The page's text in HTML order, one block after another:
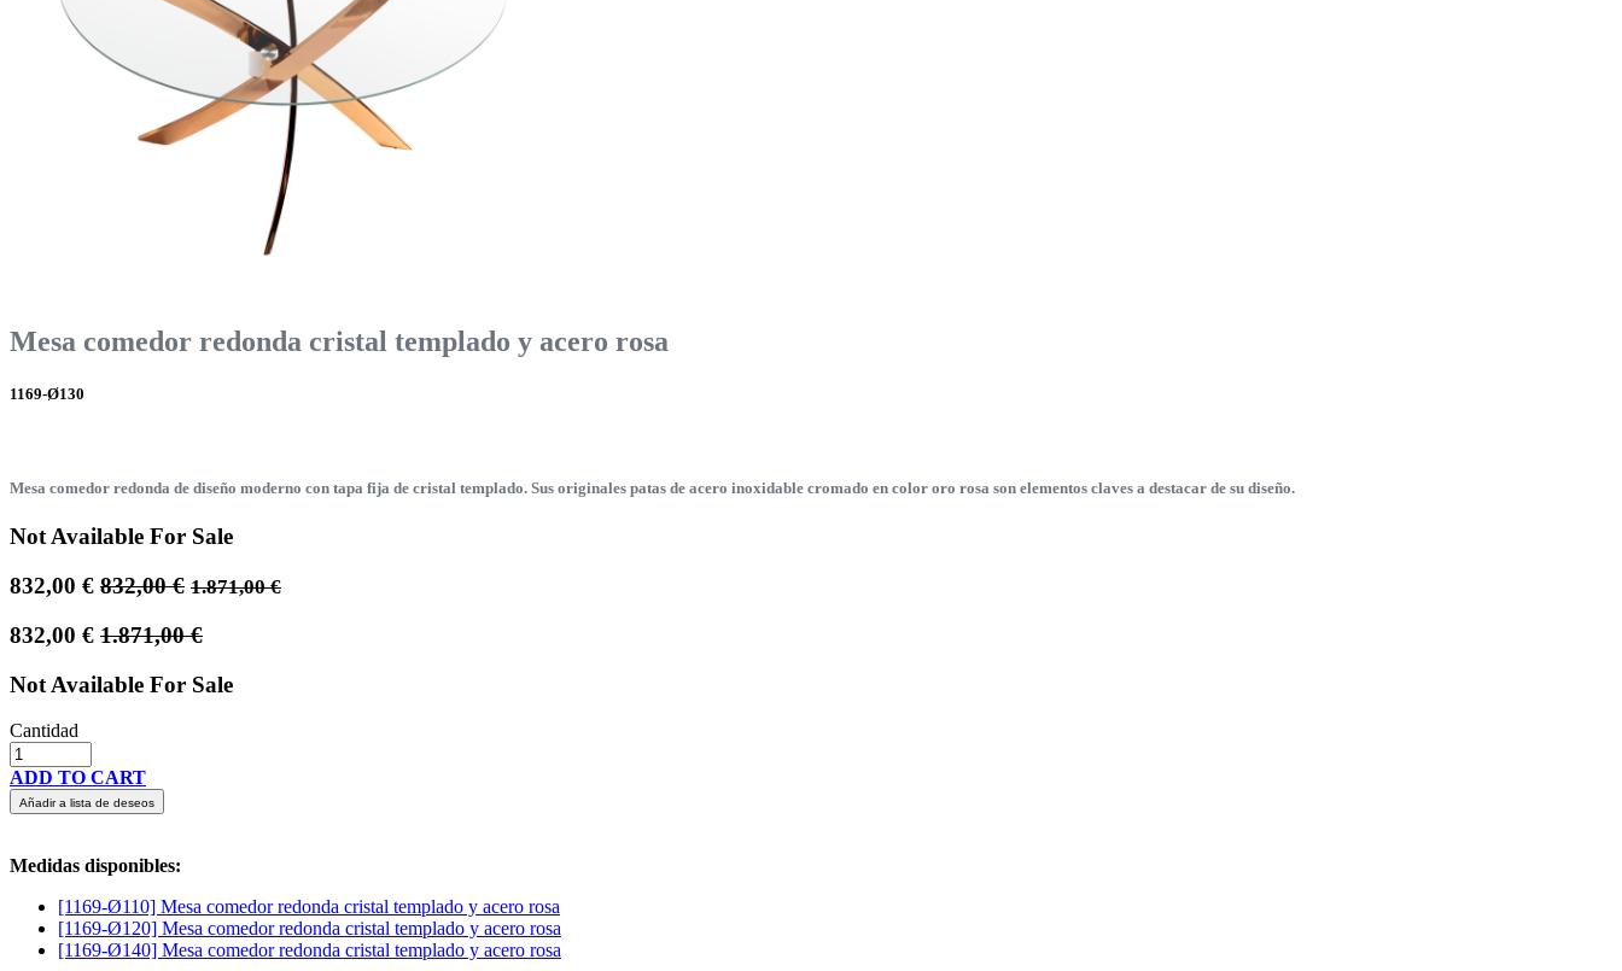
Mesa comedor redonda cristal templado y acero rosa
1169-Ø130
Mesa comedor redonda de diseño moderno con tapa fija de cristal templado. Sus originales patas de acero inoxidable cromado en color oro rosa son elementos claves a destacar de su diseño.
Not Available For Sale
832,00 € 832,00€ 1.871,00€
832,00 € 1.871,00€
Not Available For Sale
Cantidad
ADD TO CART
Añadir a lista de deseos
Medidas disponibles:
[1169-Ø110] Mesa comedor redonda cristal templado y acero rosa
[1169-Ø120] Mesa comedor redonda cristal templado y acero rosa
[1169-Ø140] Mesa comedor redonda cristal templado y acero rosa